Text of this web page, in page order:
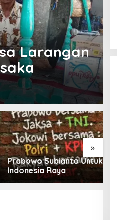
Larangan
»
Subianto Untuk
Raya